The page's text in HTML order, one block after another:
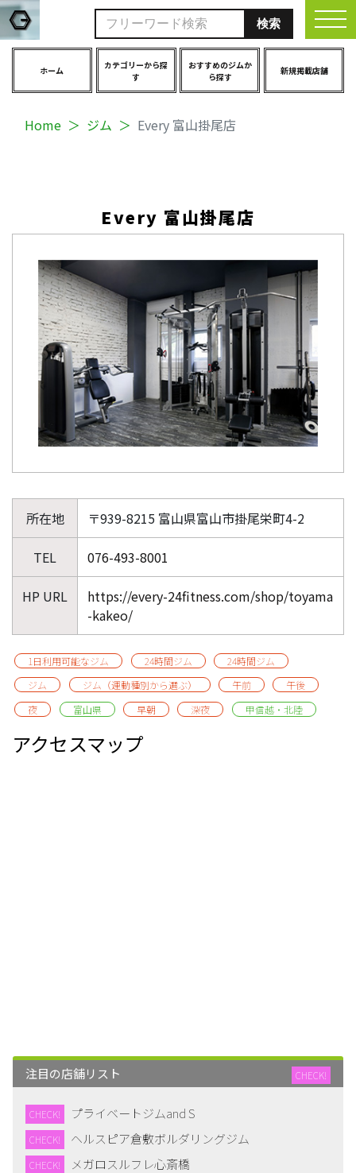
ホーム
カテゴリーから探
す
おすすめのジムか
ら探す
新規掲載店舗
Home ジム Every 富山掛尾店
Every 富山掛尾店
所在地 〒939-8215 富山県富山市掛尾栄町4-2
TEL 076-493-8001
HP URL
https://every-24fitness.com/shop/toyama
-kakeo/
1日利用可能なジム 24時間ジム
24時間ジム
ジム
ジム（運動種別から選ぶ） 午前
午後
夜
富山県 早朝 深夜 甲信越・北陸
アクセスマップ
注目の店舗リスト CHECK!
CHECK! プライベートジムand S
CHECK! ヘルスピア倉敷ボルダリングジム
CHECK! メガロスルフレ心斎橋